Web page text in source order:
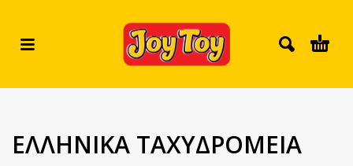
ΕΛΛΗΝΙΚΑ ΤΑΧΥΔΡΟΜΕΙΑ